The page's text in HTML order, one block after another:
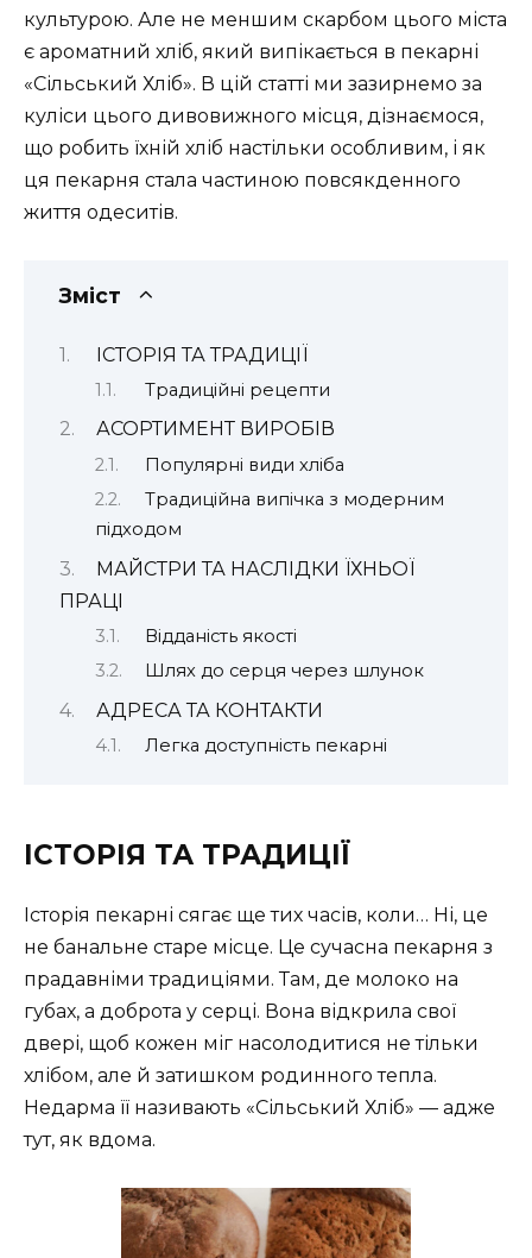
культурою. Але не меншим скарбом цього міста
є ароматний хліб, який випікається в пекарні
«Сільський Хліб». В цій статті ми зазирнемо за
куліси цього дивовижного місця, дізнаємося,
що робить їхній хліб настільки особливим, і як
ця пекарня стала частиною повсякденного
життя одеситів.
Зміст
ІСТОРІЯ ТА ТРАДИЦІЇ
Традиційні рецепти
АСОРТИМЕНТ ВИРОБІВ
Популярні види хліба
Традиційна випічка з модерним
підходом
МАЙСТРИ ТА НАСЛІДКИ ЇХНЬОЇ
ПРАЦІ
Відданість якості
Шлях до серця через шлунок
АДРЕСА ТА КОНТАКТИ
Легка доступність пекарні
ІСТОРІЯ ТА ТРАДИЦІЇ
Історія пекарні сягає ще тих часів, коли… Ні, це
не банальне старе місце. Це сучасна пекарня з
прадавніми традиціями. Там, де молоко на
губах, а доброта у серці. Вона відкрила свої
двері, щоб кожен міг насолодитися не тільки
хлібом, але й затишком родинного тепла.
Недарма її називають «Сільський Хліб» — адже
тут, як вдома.